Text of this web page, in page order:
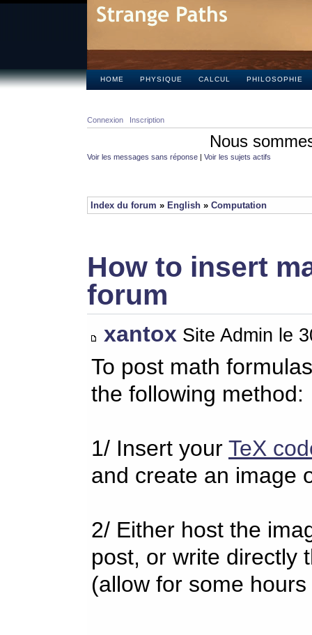
HOME PHYSIQUE CALCUL PHILOSOPHIE
Connexion Inscription
Nous
Voir les messages sans réponse | Voir les sujets actifs
Index du forum » English » Computation
How to insert
forum
xantox Site Admin le
To post math
the following method:
1/ Insert your TeX
and create an image
2/ Either host the
post, or write directly
(allow for some